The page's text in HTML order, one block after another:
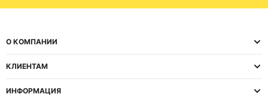
О КОМПАНИИ
КЛИЕНТАМ
ИНФОРМАЦИЯ